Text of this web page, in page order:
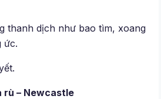
thanh dịch như bao tìm, xoang
ức.
rù – Newcastle